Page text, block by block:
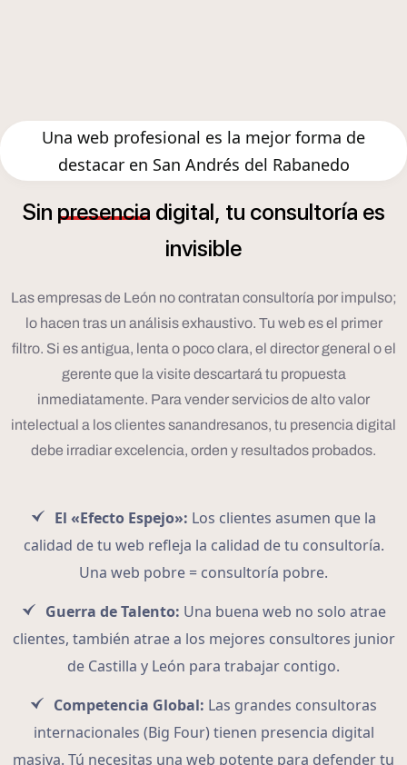
Una web profesional es la mejor forma de
destacar en San Andrés del Rabanedo
Sin presencia digital, tu consultoría es
invisible
Las empresas de León no contratan consultoría por impulso;
lo hacen tras un análisis exhaustivo. Tu web es el primer
filtro. Si es antigua, lenta o poco clara, el director general o el
gerente que la visite descartará tu propuesta
inmediatamente. Para vender servicios de alto valor
intelectual a los clientes sanandresanos, tu presencia digital
debe irradiar excelencia, orden y resultados probados.
El «Efecto Espejo»: Los clientes asumen que la
calidad de tu web refleja la calidad de tu consultoría.
Una web pobre = consultoría pobre.
Guerra de Talento: Una buena web no solo atrae
clientes, también atrae a los mejores consultores junior
de Castilla y León para trabajar contigo.
Competencia Global: Las grandes consultoras
internacionales (Big Four) tienen presencia digital
masiva. Tú necesitas una web potente para defender tu